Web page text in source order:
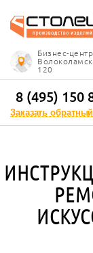
Бизнес-
120
8 (495) 150
Заказать
8 (495) 150
Заказать
для кухни
для ванной